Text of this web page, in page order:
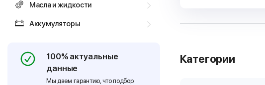
Масла и жидкости
Аккумуляторы
100% актуальные
данные
Мы даем гарантию, что подбор
Категории